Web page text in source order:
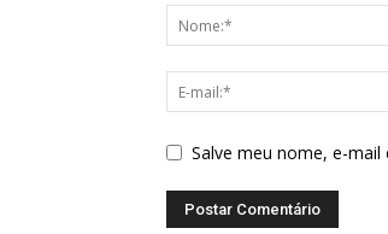
Salve meu nome, e-